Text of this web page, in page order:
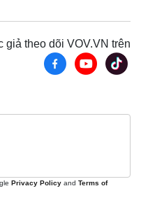
sự - Quốc phòng
tích
giả theo dõi VOV.VN trên
Privacy Policy and Terms of